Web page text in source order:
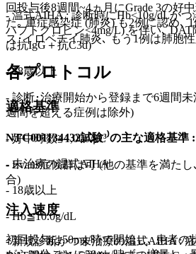
- 温式AIHA : 診断時にHb<10g/dLか
ハプトグロビン<4mg/L) を伴い､
は抗IgG＋抗C3d)
- 18歳以上
- 診断･治療開始から登録まで6週間
週間を超える症例は除外)
- 好中球数≧1,000/μL
- Evans症候群は可 (他の基準を満た
合)
注入速度
初回投与は50mg/時で開始し､ 患者の
回投与後8週間~4ヵ月にGrade 3の好
た｡ 重症感染症 (肺炎) も2例に認め､
ス･イロベチイ肺炎､ もう1例は肺胞
各プロトコル
適格基準
NTC001134432試験³⁾の主な適格基準 :
- 未治療の温式AIHA
- 18歳以上
- Hb≦10.0g/dL
- 新規診断かつ未治療の温式AIHA :